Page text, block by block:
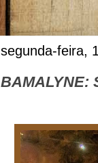
segunda-feira,
BAMALYNE: